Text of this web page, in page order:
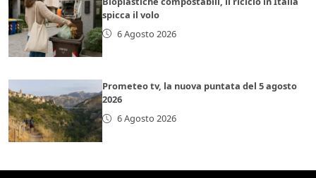
spicca il volo
6 Agosto 2026
Prometeo tv, la nuova puntata del 5 agosto
2026
6 Agosto 2026